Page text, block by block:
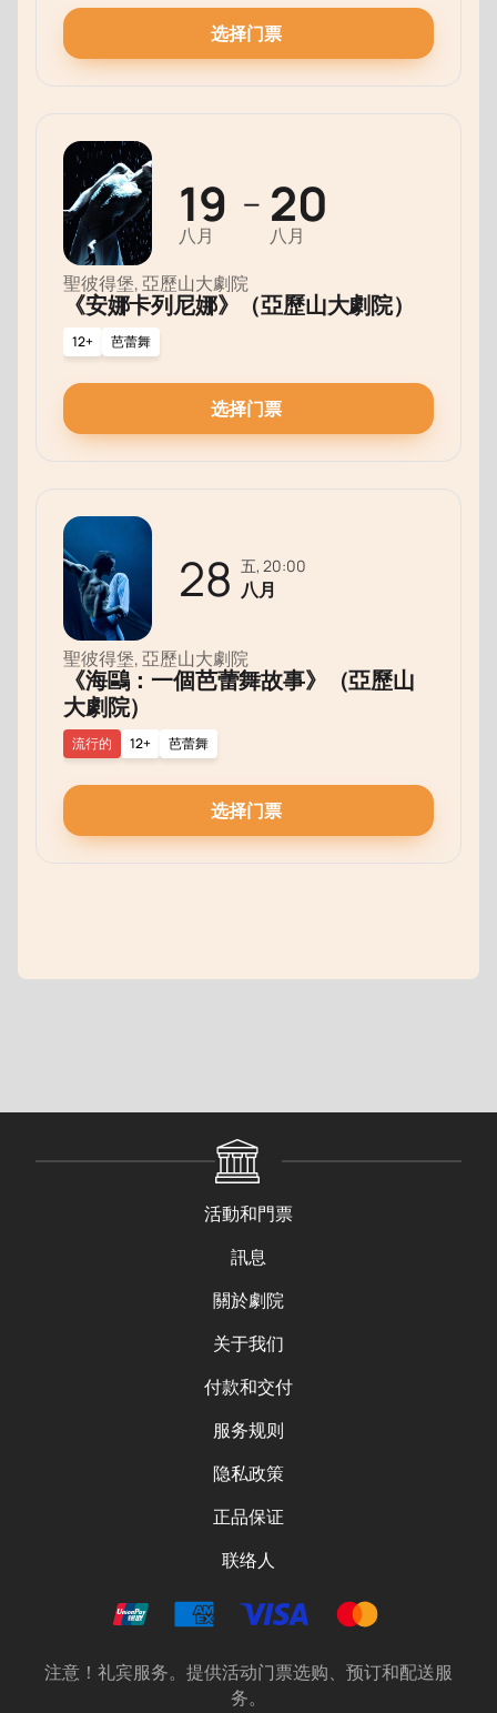
选择门票
19
八月
— 20
八月
聖彼得堡, 亞歷山大劇院
《安娜卡列尼娜》（亞歷山大劇院）
12+ 芭蕾舞
选择门票
28 五, 20:00
八月
聖彼得堡, 亞歷山大劇院
《海鷗：一個芭蕾舞故事》（亞歷山
大劇院）
12+ 芭蕾舞
流行的
选择门票
活動和門票
訊息
關於劇院
关于我们
付款和交付
服务规则
隐私政策
正品保证
联络人
注意！礼宾服务。提供活动门票选购、预订和配送服
务。